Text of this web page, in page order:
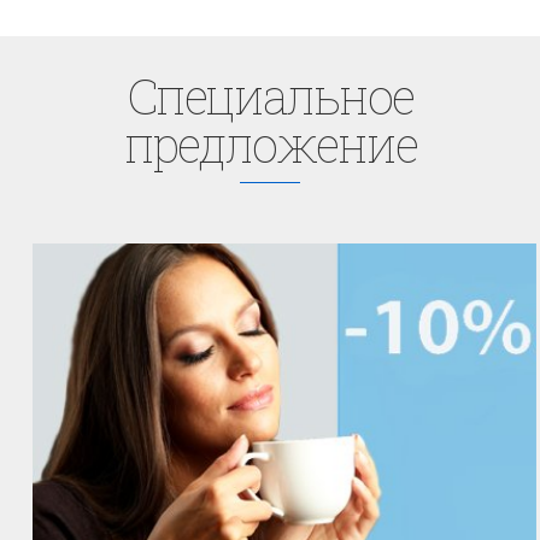
Cпециaльное
предложение